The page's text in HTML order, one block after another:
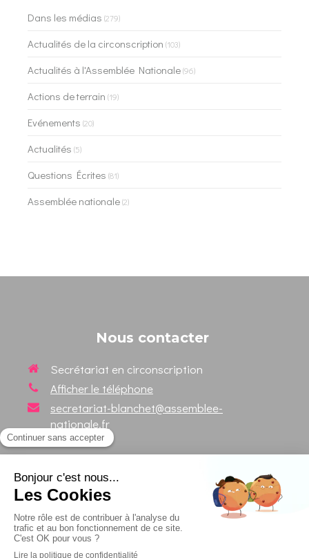
Dans les médias (279)
Actualités de la circonscription (103)
Actualités à l'Assemblée Nationale(96)
Actions de terrain (19)
Evénements (20)
Actualités (5)
Questions Écrites (81)
Assemblée nationale(2)
Nous contacter
Secrétariat en circonscription
Afficher le téléphone
secretariat-blanchet@assemblee-
nationale.fr
Suivez votre Député sur les
réseaux sociaux